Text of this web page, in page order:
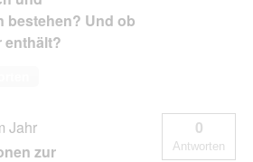
bestehen? Und ob
enthält?
Jahr
zur
0
Antworten